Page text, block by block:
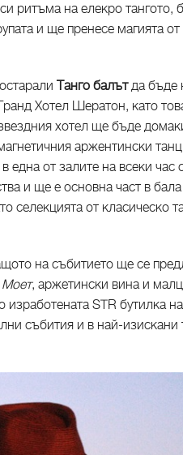
ритъма на елекро тангото,
и ще пренесе магията
Танго балътда бъде
Хотел Шератон, като
хотел ще бъде
аржентински
една от залите на всеки час
и ще е основна част в
селекцията от класическо
на събитието ще се
Моет, аржетински вина и
STR бутилка на
събития и в най-изискани